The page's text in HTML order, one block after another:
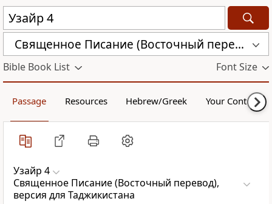
Священное Писание (Восточный перевод), версия для Таджикистана (CARST)
Bible Book List Font Size
Passage Resources Hebrew/Greek Your Content
Узайр 4
Священное Писание (Восточный перевод),
версия для Таджикистана